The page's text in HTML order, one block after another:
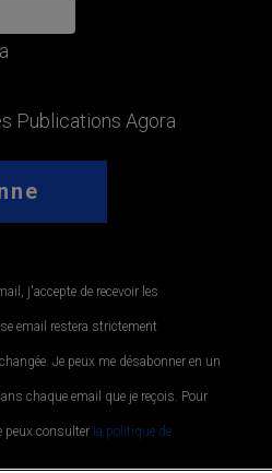
Publications Agora
j'accepte de recevoir les
email restera strictement
Je peux me désabonner en un
chaque email que je reçois. Pour
peux consulter la politique de